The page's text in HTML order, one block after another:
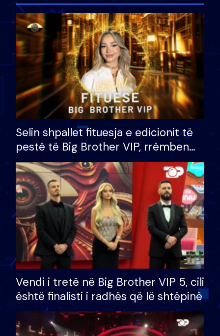
Selin shpallet fituesja e edicionit të
pestë të Big Brother VIP, rrëmben
çmimin e madh prej 100 mijë eurosh
Vendi i tretë në Big Brother VIP 5, cili
është finalisti i radhës që lë shtëpinë